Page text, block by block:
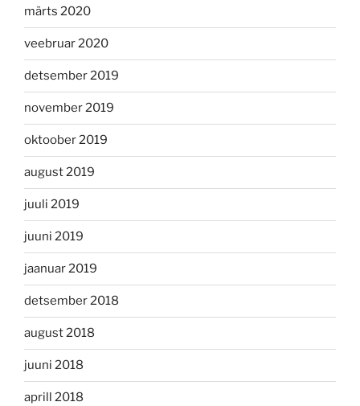
märts 2020
veebruar 2020
detsember 2019
november 2019
oktoober 2019
august 2019
juuli 2019
juuni 2019
jaanuar 2019
detsember 2018
august 2018
juuni 2018
aprill 2018